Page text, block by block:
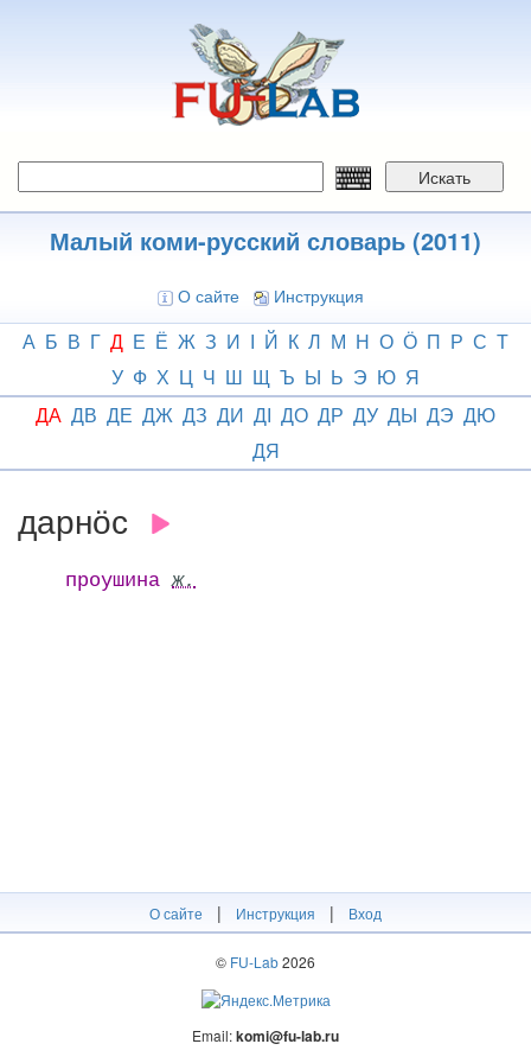
Искать
Малый коми-русский словарь (2011)
О сайте Инструкция
А Б В Г Д Е Ё Ж З И І Й К Л М Н О Ӧ П Р С Т
У Ф Х Ц Ч Ш Щ Ъ Ы Ь Э Ю Я
ДА ДВ ДЕ ДЖ ДЗ ДИ ДІ ДО ДР ДУ ДЫ ДЭ ДЮ
ДЯ
дарнӧс
проушинаж.
О сайте | Инструкция | Вход
© FU-Lab2026
Email:komi@fu-lab.ru